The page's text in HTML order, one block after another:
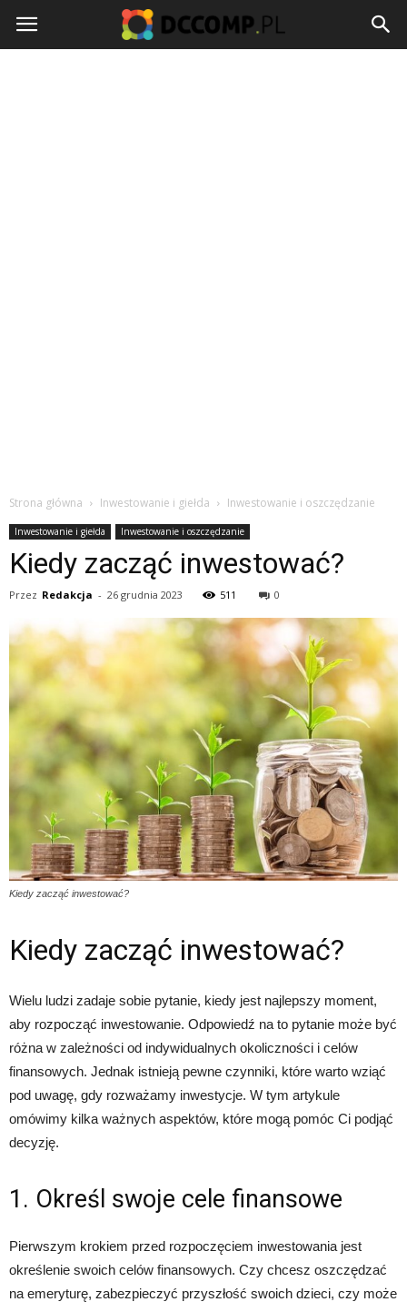
Strona główna Inwestowanie i giełda Inwestowanie i oszczędzanie
Inwestowanie i giełda Inwestowanie i oszczędzanie
Kiedy zacząć inwestować?
Przez Redakcja - 26 grudnia 2023 511 0
Kiedy zacząć inwestować?
Kiedy zacząć inwestować?
Wielu ludzi zadaje sobie pytanie, kiedy jest najlepszy moment,
aby rozpocząć inwestowanie. Odpowiedź na to pytanie może być
różna w zależności od indywidualnych okoliczności i celów
finansowych. Jednak istnieją pewne czynniki, które warto wziąć
pod uwagę, gdy rozważamy inwestycje. W tym artykule
omówimy kilka ważnych aspektów, które mogą pomóc Ci podjąć
decyzję.
1. Określ swoje cele finansowe
Pierwszym krokiem przed rozpoczęciem inwestowania jest
określenie swoich celów finansowych. Czy chcesz oszczędzać
na emeryturę, zabezpieczyć przyszłość swoich dzieci, czy może